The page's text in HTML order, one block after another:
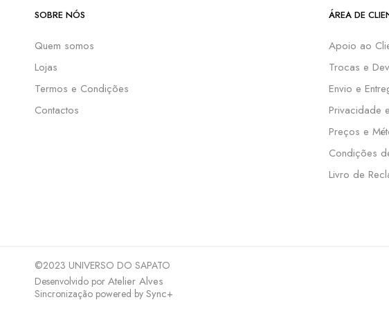
SOBRE NÓS
Quem somos
Lojas
Termos e Condições
Contactos
ÁREA DE
Apoio ao
Trocas e
Envio e
Privacidade
Preços e
Condições
Livro de
©2023 UNIVERSO DO SAPATO
Desenvolvido por Atelier Alves
Sincronização powered by Sync+